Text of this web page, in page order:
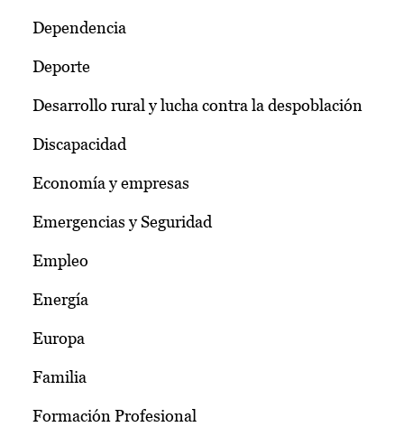
Dependencia
Deporte
Desarrollo rural y lucha contra la despoblación
Discapacidad
Economía y empresas
Emergencias y Seguridad
Empleo
Energía
Europa
Familia
Formación Profesional